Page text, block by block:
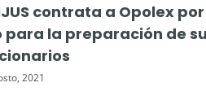
contrata a Opolex por
para la preparación de
2021